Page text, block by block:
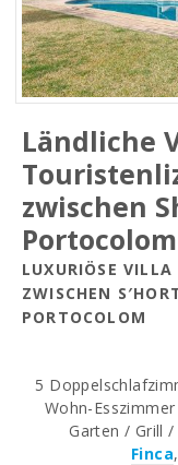
Ländliche
zwischen
Portocolom
LUXURIÖSE
ZWISCHEN
PORTOCOLOM
5
Wohn-
Garten / Grill
Finca,